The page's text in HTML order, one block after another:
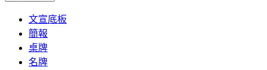
文宣底板
簡報
桌牌
名牌